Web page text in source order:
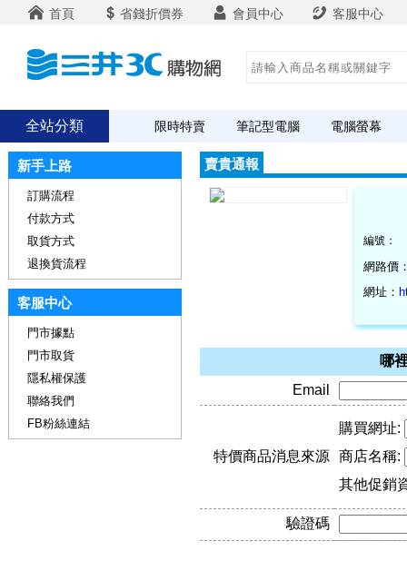
首頁 省錢折價券 會員中心 客服中心
全站分類 限時特賣 筆記型電腦 電腦螢幕
賣貴通報
編號：
網路價
網址：
哪
Email
特價商品消息來源
購買網址:
商店名稱:
其他促銷
驗證碼
新手上路
訂購流程
付款方式
取貨方式
退換貨流程
客服中心
門市據點
門市取貨
隱私權保護
聯絡我們
FB粉絲連結